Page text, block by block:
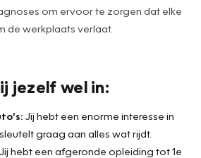
om ervoor te zorgen dat elke
de werkplaats verlaat.
jezelf wel in:
Jij hebt een enorme interesse in
graag aan alles wat rijdt.
Jij hebt een afgeronde opleiding tot 1e